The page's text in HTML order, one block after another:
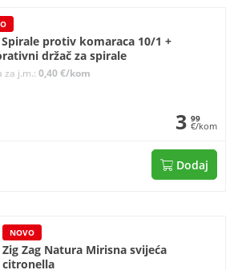
Spirale protiv komaraca 10/1 +
držač za spirale
za j.m.: 0,40 €/kom
3 99
€/kom
Dodaj
NOVO
Zig Zag Natura Mirisna svijeća
citronella